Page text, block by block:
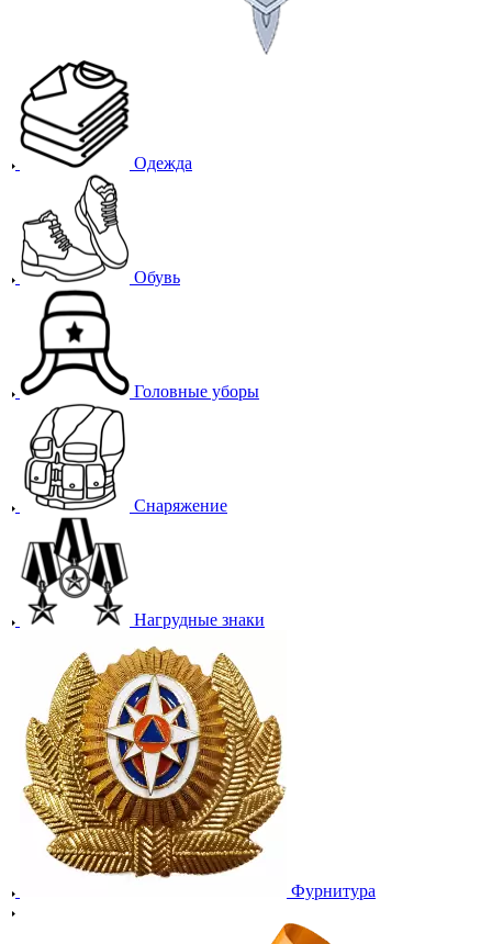
Одежда
Обувь
Головные уборы
Снаряжение
Нагрудные знаки
Фурнитура